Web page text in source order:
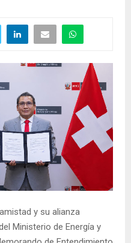
y su alianza
Ministerio de Energía y